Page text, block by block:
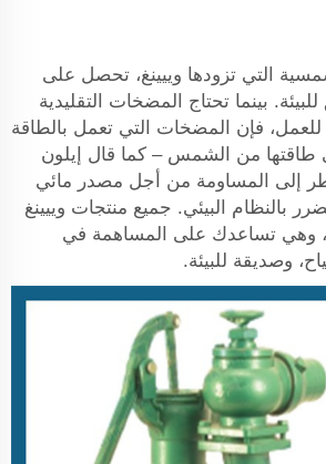
التي تزودها وييينغ، تحصل على
بينما تحتاج المضخات التقليدية
للعمل، فإن المضخات التي تعمل بالطاقة
من الشمس – كما قال إيلون
إلى المساومة من أجل مصدر مائي
بالنظام البيئي. جميع منتجات وييينغ
وهي تساعدك على المساهمة في
وصديقة للبيئة.